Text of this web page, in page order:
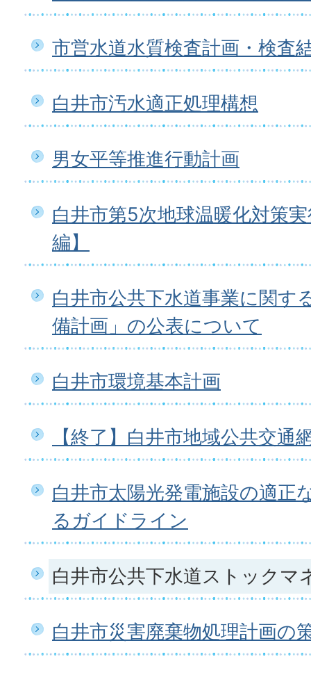
市営水道水質検査計画・検査
白井市汚水適正処理構想
男女平等推進行動計画
白井市第5次地球温暖化対策
編】
白井市公共下水道事業に関す
備計画」の公表について
白井市環境基本計画
【終了】白井市地域公共交通
白井市太陽光発電施設の適正
るガイドライン
白井市公共下水道ストックマ
白井市災害廃棄物処理計画の